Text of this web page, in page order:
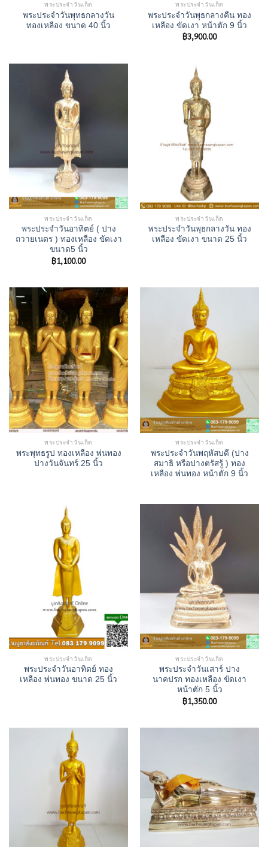
พระประจำวันเกิด
พระประจำวันพุทธกลางวัน
ทองเหลือง ขนาด 40 นิ้ว
พระประจำวันเกิด
พระประจำวันพุธกลางคืน ทอง
เหลือง ขัดเงา หน้าตัก 9 นิ้ว
฿3,900.00
พระประจำวันเกิด
พระประจำวันอาทิตย์ ( ปาง
ถวายเนตร ) ทองเหลือง ขัดเงา
ขนาด5 นิ้ว
฿1,100.00
พระประจำวันเกิด
พระประจำวันพุธกลางวัน ทอง
เหลือง ขัดเงา ขนาด 25 นิ้ว
พระประจำวันเกิด
พระพุทธรูป ทองเหลือง พ่นทอง
ปางวันจันทร์ 25 นิ้ว
พระประจำวันเกิด
พระประจำวันพฤหัสบดี (ปาง
สมาธิ หรือปางตรัสรู้ ) ทอง
เหลือง พ่นทอง หน้าตัก 9 นิ้ว
พระประจำวันเกิด
พระประจำวันอาทิตย์ ทอง
เหลือง พ่นทอง ขนาด 25 นิ้ว
พระประจำวันเกิด
พระประจำวันเสาร์ ปาง
นาคปรก ทองเหลือง ขัดเงา
หน้าตัก 5 นิ้ว
฿1,350.00